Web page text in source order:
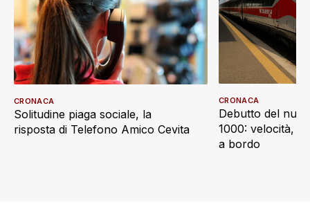
Solitudine piaga sociale, la
risposta di Telefono Amico Cevita
CRONACA
Debutto del
1000: velocità,
a bordo
CRONACA